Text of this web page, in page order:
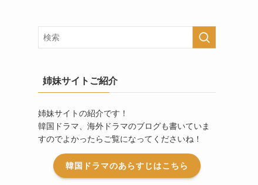
姉妹サイトご紹介
姉妹サイトの紹介です！
韓国ドラマ、海外ドラマのブログも書いていま
すのでよかったらご覧になってくださいね！
韓国ドラマのあらすじはこちら